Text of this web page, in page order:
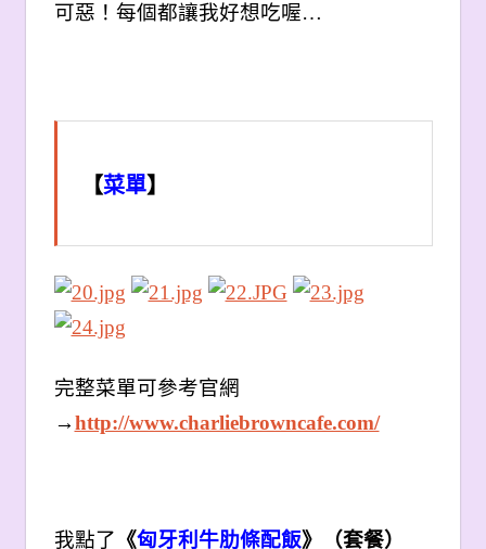
可惡！每個都讓我好想吃喔…
【菜單】
完整菜單可參考官網
→http://www.charliebrowncafe.com/
我點了 《匈牙利牛肋條配飯》（套餐）